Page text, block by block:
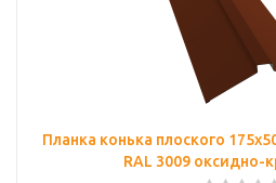
Планка конька плоского
RAL 3009 оксидно-